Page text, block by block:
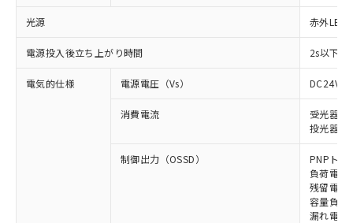
光源 赤外LED
電源投入後立ち上がり時間 2s以下(
電気的仕様 電源電圧（Vs）
消費電流
受光器:
投光器:
制御出力（OSSD）
PNPトラ
負荷電流
残留電圧
容量負荷
漏れ電流